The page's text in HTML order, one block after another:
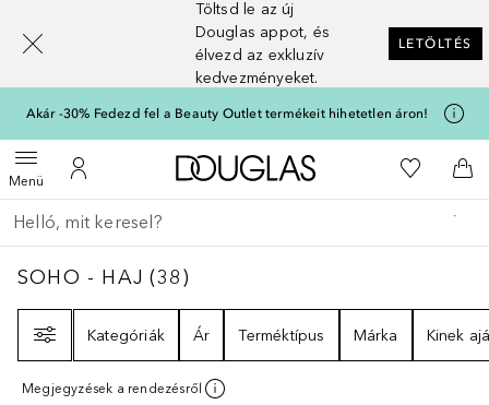
Töltsd le az új
Douglas appot, és
élvezd az exkluzív
kedvezményeket.
LETÖLTÉS
Akár -30% Fedezd fel a Beauty Outlet termékeit hihetetlen áron!
MenüMenü megnyitása
A fiókomhoz
A Douglas Főoldalra
A
Menj vissza
Keresés végrehajtása
SOHO - HAJ38
SOHO - HAJ (38)
Kategóriák
Ár Terméktípus Márka Kinek
Megjegyzések a rendezésről
[navigation.slideout.screenreader]